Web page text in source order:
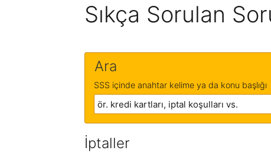
Sıkça Sorulan
Ara
SSS içinde anahtar kelime ya da konu başlığı
İptaller